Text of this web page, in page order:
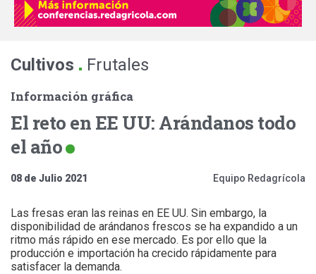
Cultivos . Frutales
Información gráfica
El reto en EE UU: Arándanos todo
el año
08 de Julio 2021 Equipo Redagrícola
Las fresas eran las reinas en EE UU. Sin embargo, la
disponibilidad de arándanos frescos se ha expandido a un
ritmo más rápido en ese mercado. Es por ello que la
producción e importación ha crecido rápidamente para
satisfacer la demanda.